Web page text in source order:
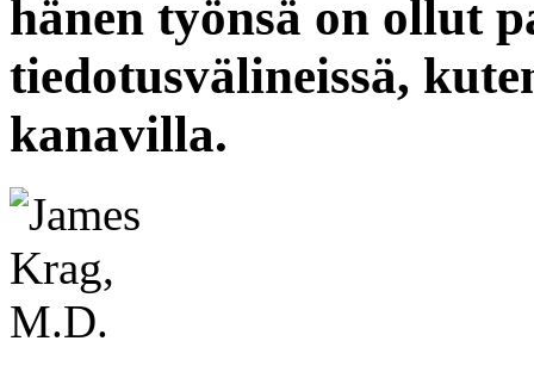
hänen työnsä on ollut
tiedotusvälineissä,
kanavilla.